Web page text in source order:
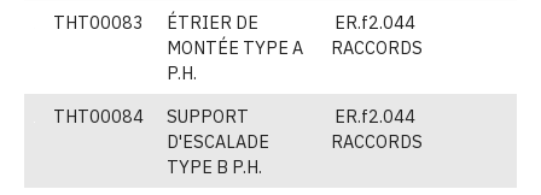
THT00083
ÉTRIER DE
MONTÉE TYPE A
P.H.
ER.f2.044
RACCORDS
THT00084
SUPPORT
D'ESCALADE
TYPE B P.H.
ER.f2.044
RACCORDS